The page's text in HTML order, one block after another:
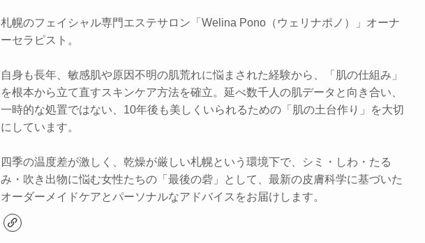
札幌のフェイシャル専門エステサロン「Welina Pono（ウェリナポノ）」オーナ
ーセラピスト。
自身も長年、敏感肌や原因不明の肌荒れに悩まされた経験から、「肌の仕組み」
を根本から立て直すスキンケア方法を確立。延べ数千人の肌データと向き合い、
一時的な処置ではない、10年後も美しくいられるための「肌の土台作り」を大切
にしています。
四季の温度差が激しく、乾燥が厳しい札幌という環境下で、シミ・しわ・たる
み・吹き出物に悩む女性たちの「最後の砦」として、最新の皮膚科学に基づいた
オーダーメイドケアとパーソナルなアドバイスをお届けします。